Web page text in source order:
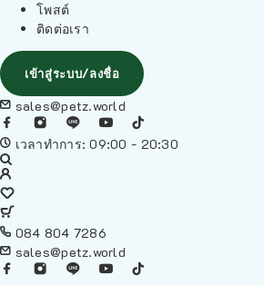
โพสต์
ติดต่อเรา
เข้าสู่ระบบ/ลงชื่อ
sales@petz.world
เวลาทำการ: 09:00 - 20:30
084 804 7286
sales@petz.world